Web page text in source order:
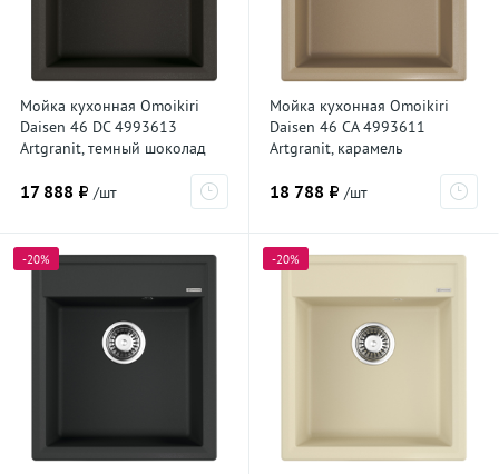
Мойка кухонная Omoikiri
Daisen 46 DC 4993613
Artgranit, темный шоколад
17 888 ₽ /шт
Мойка кухонная Omoikiri
Daisen 46 CA 4993611
Artgranit, карамель
18 788 ₽ /шт
-20% -20%